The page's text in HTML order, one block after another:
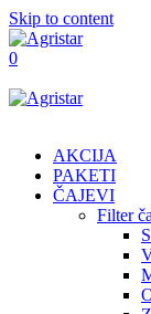
Skip to content
0
AKCIJA
PAKETI
ČAJEVI
Filter